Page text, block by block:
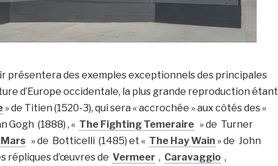
présentera des exemples exceptionnels des principales
d’Europe occidentale, la plus grande reproduction étant
» de Titien (1520-3), qui sera « accrochée » aux côtés des «
Gogh (1888) , « The Fighting Temeraire» de Turner
» de Botticelli (1485) et « The Hay Wain » de John
répliques d’œuvres de Vermeer, Caravaggio,